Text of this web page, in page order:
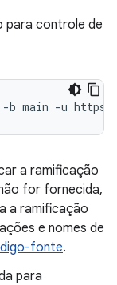
para controle de
-b main -u
a ramificação
for fornecida,
a ramificação
e nomes de
fonte.
para